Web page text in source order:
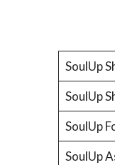
SoulUp
SoulUp
SoulUp
SoulUp